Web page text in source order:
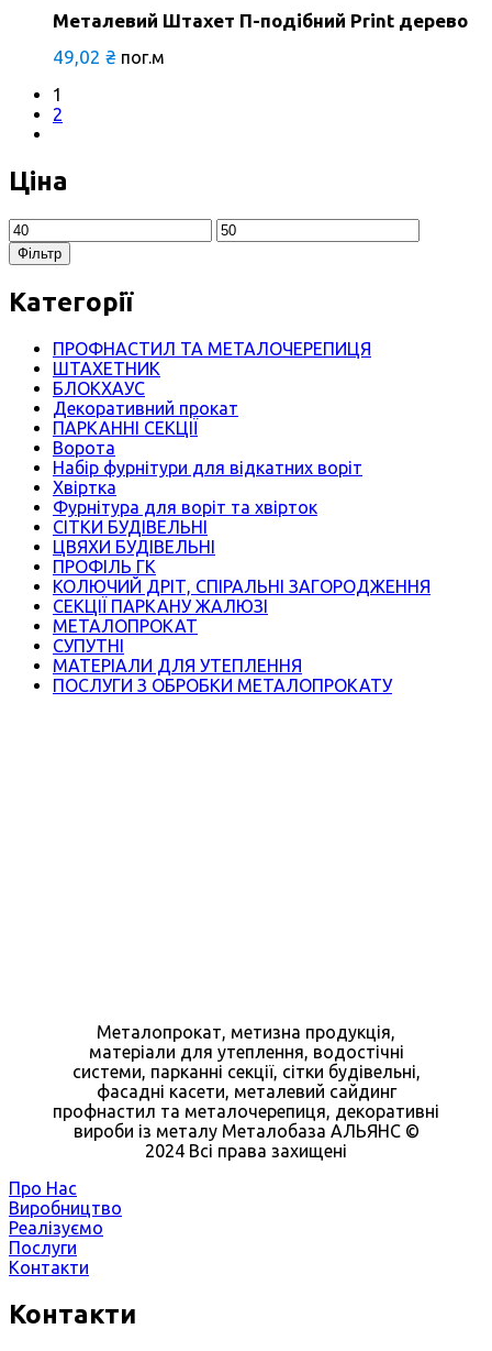
Металевий Штахет П-подібний Print дерево
49,02 ₴ пог.м
1
2
Ціна
Мінімальна
ціна
Найбільша
ціна
Фільтр
Категорії
ПРОФНАСТИЛ ТА МЕТАЛОЧЕРЕПИЦЯ
ШТАХЕТНИК
БЛОКХАУС
Декоративний прокат
ПАРКАННІ СЕКЦІЇ
Ворота
Набір фурнітури для відкатних воріт
Хвіртка
Фурнітура для воріт та хвірток
СІТКИ БУДІВЕЛЬНІ
ЦВЯХИ БУДІВЕЛЬНІ
ПРОФІЛЬ ГК
КОЛЮЧИЙ ДРІТ, СПІРАЛЬНІ ЗАГОРОДЖЕННЯ
СЕКЦІЇ ПАРКАНУ ЖАЛЮЗІ
МЕТАЛОПРОКАТ
СУПУТНІ
МАТЕРІАЛИ ДЛЯ УТЕПЛЕННЯ
ПОСЛУГИ З ОБРОБКИ МЕТАЛОПРОКАТУ
Металопрокат, метизна продукція,
матеріали для утеплення, водостічні
системи, парканні секції, сітки будівельні,
фасадні касети, металевий сайдинг
профнастил та металочерепиця, декоративні
вироби із металу Металобаза АЛЬЯНС ©
2024 Всі права захищені
Про Нас
Виробництво
Реалізуємо
Послуги
Контакти
Контакти